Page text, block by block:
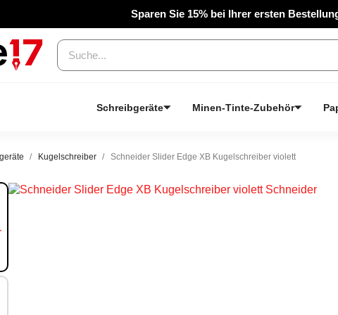
Sparen Sie 15% bei Ihrer ersten
Schreibgeräte Minen-Tinte-Zubehör
Kugelschreiber Schneider Slider Edge XB Kugelschreiber violett